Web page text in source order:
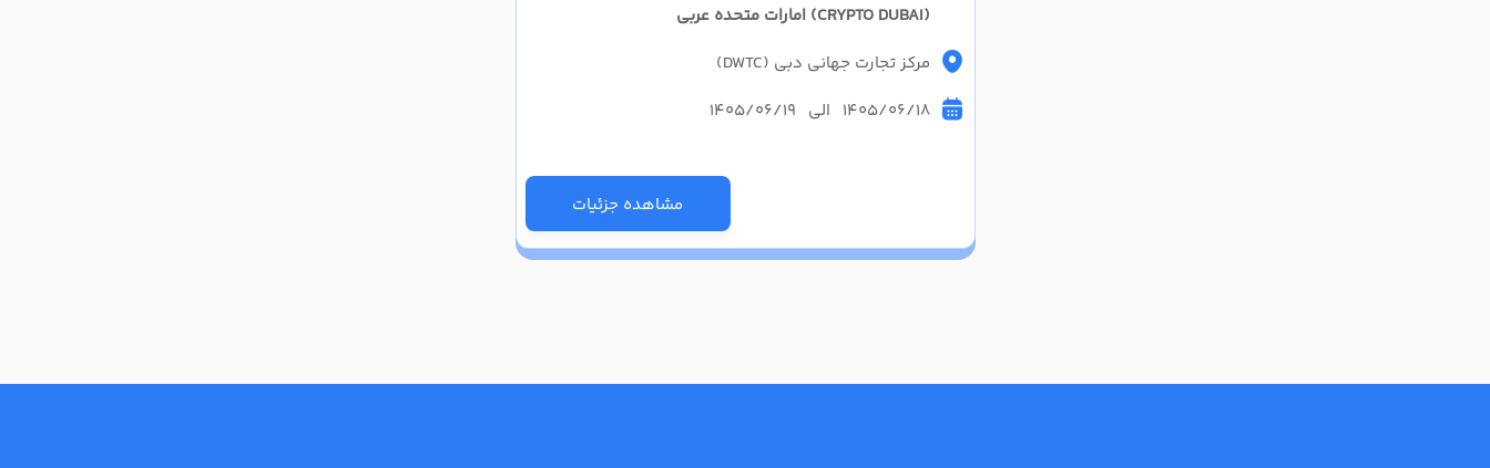
(CRYPTO DUBAI) امارات متحده عربی
مرکز تجارت جهانی دبی (DWTC)
1405/06/18 الی 1405/06/19
مشاهده جزئیات